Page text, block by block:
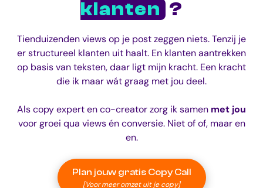
klanten ?
Tienduizenden views op je post zeggen niets. Tenzij je
er structureel klanten uit haalt. En klanten aantrekken
op basis van teksten, daar ligt mijn kracht. Een kracht
die ik maar wát graag met jou deel.
Als copy expert en co-creator zorg ik samen met jou
voor groei qua views én conversie. Niet of of, maar en
en.
Plan jouw gratis Copy Call
[Voor meer omzet uit je copy]